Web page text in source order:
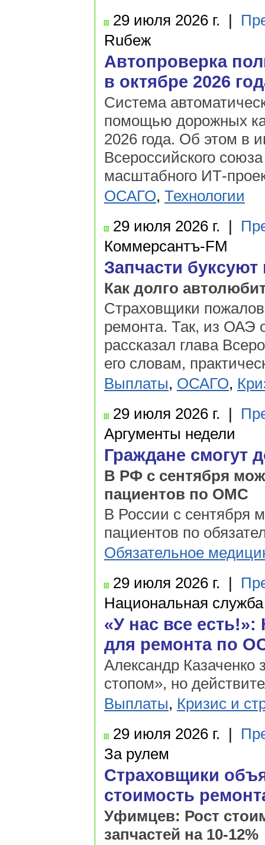
29 июля 2026 г. |
Ruбеж
Автопроверка
в октябре 2026
Система
помощью дорожных
2026 года. Об этом в
Всероссийского
масштабного ИТ-
ОСАГО, Технологии
29 июля 2026 г. |
Коммерсантъ-FM
Запчасти буксуют
Как долго
Страховщики
ремонта. Так, из ОАЭ
рассказал глава
его словам,
Выплаты, ОСАГО,
29 июля 2026 г. |
Аргументы недели
Граждане смогут
В РФ с сентября
пациентов по ОМС
В России с сентября
пациентов по
Обязательное
29 июля 2026 г. |
Национальная
«У нас все есть!»:
для ремонта по
Александр Казаченко
стопом», но
Выплаты, Кризис и
29 июля 2026 г. |
За рулем
Страховщики
стоимость
Уфимцев: Рост
запчастей на 10-12%